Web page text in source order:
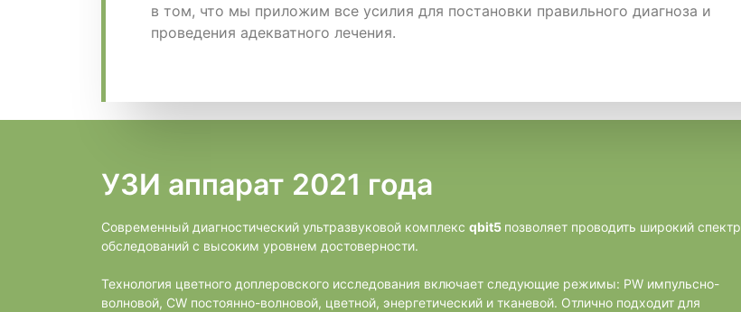
в том, что мы приложим все усилия для постановки правильного диагноза и
проведения адекватного лечения.
УЗИ аппарат 2021 года
Современный диагностический ультразвуковой комплекс qbit5 позволяет проводить широкий спектр
обследований с высоким уровнем достоверности.
Технология цветного доплеровского исследования включает следующие режимы: PW импульсно-
волновой, CW постоянно-волновой, цветной, энергетический и тканевой. Отлично подходит для